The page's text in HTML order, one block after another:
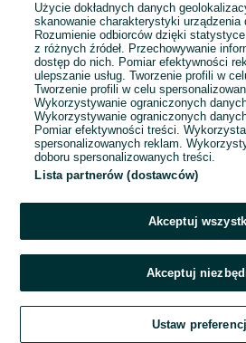
Przepraszamy, nie
czego
Zadzwoń /
Użycie dokładnych danych
skanowanie charakterystyki urządzenia
Rozumienie odbiorców dzięki
z różnych źródeł. Przechowywanie
dostęp do nich. Pomiar efektywności
ulepszanie usług. Tworzenie profili w
Tworzenie profili w celu
Wykorzystywanie ograniczonych
Wykorzystywanie ograniczonych
Pomiar efektywności treści.
spersonalizowanych reklam.
doboru spersonalizowanych treści.
Lista partnerów (dostawców)
Akceptuj
Akceptuj
Ustaw